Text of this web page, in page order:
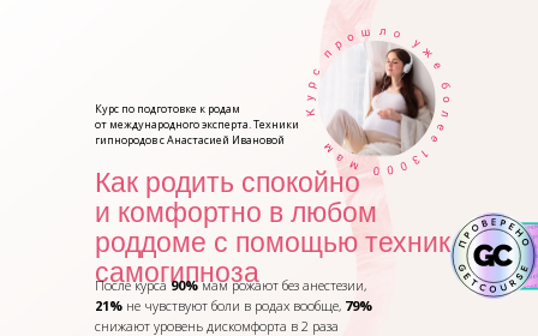
Курс по подготовке к родам
от международного эксперта. Техники
гипнородов с Анастасией Ивановой
Как родить спокойно
и комфортно в любом
роддоме с помощью техник
самогипноза
После курса 90%мам рожают без анестезии,
21% не чувствуют боли в родах вообще, 79%
снижают уровень дискомфорта в 2 раза